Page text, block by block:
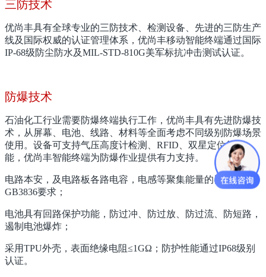
三防技术
优尚丰具有全球专业的三防技术、检测设备、先进的三防生产
线及国际权威的认证管理体系，优尚丰移动智能终端通过国际
IP-68级防尘防水及MIL-STD-810G美军标抗冲击测试认证。
防爆技术
石油化工行业需要防爆终端执行工作，优尚丰具有先进防爆技
术，从屏幕、电池、线路、材料等全面考虑不同级别防爆场景
使用。设备可支持气压高度计检测、RFID、双星定位等功
能，优尚丰智能终端为防爆作业提供有力支持。
电路本安，及电路板各路电容，电感等聚集能量的器件达到
GB3836要求；
电池具有回路保护功能，防过冲、防过放、防过流、防短路，
遏制电池爆炸；
采用TPU外壳，表面绝缘电阻≤1GΩ；防护性能通过IP68级别
认证。